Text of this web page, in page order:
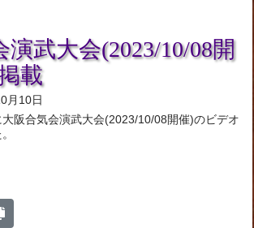
演武大会(2023/10/08開
載
月10日
阪合気会演武大会(2023/10/08開催)のビデオ